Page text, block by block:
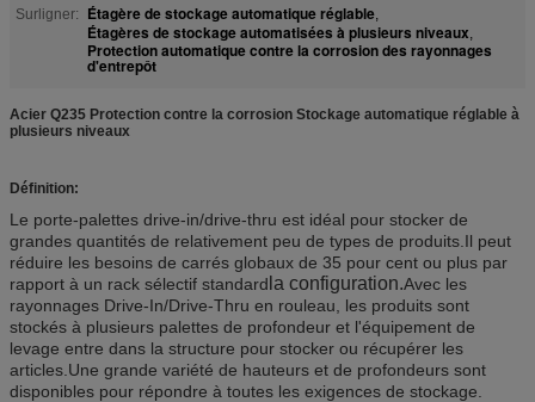
Surligner:
Étagère de stockage automatique réglable,
Étagères de stockage automatisées à plusieurs niveaux,
Protection automatique contre la corrosion des rayonnages
d'entrepôt
Acier Q235 Protection contre la corrosion Stockage automatique réglable à
plusieurs niveaux
Définition:
Le porte-palettes drive-in/drive-thru est idéal pour stocker de
grandes quantités de relativement peu de types de produits.Il peut
réduire les besoins de carrés globaux de 35 pour cent ou plus par
rapport à un rack sélectif standard la configuration.Avec les
rayonnages Drive-In/Drive-Thru en rouleau, les produits sont
stockés à plusieurs palettes de profondeur et l'équipement de
levage entre dans la structure pour stocker ou récupérer les
articles.Une grande variété de hauteurs et de profondeurs sont
disponibles pour répondre à toutes les exigences de stockage.